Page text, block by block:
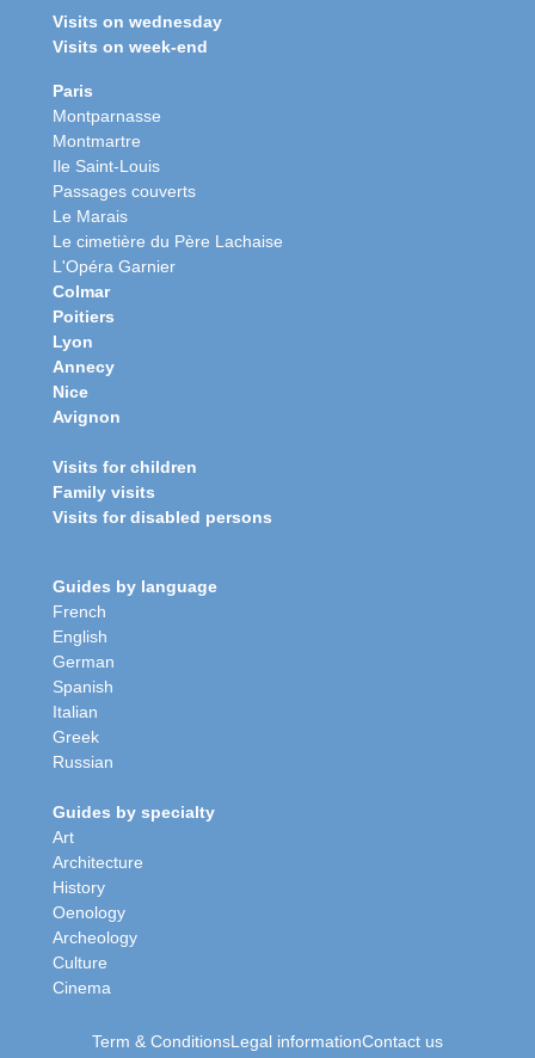
Visits on wednesday
Visits on week-end
Paris
Montparnasse
Montmartre
Ile Saint-Louis
Passages couverts
Le Marais
Le cimetière du Père Lachaise
L'Opéra Garnier
Colmar
Poitiers
Lyon
Annecy
Nice
Avignon
Visits for children
Family visits
Visits for disabled persons
Guides by language
French
English
German
Spanish
Italian
Greek
Russian
Guides by specialty
Art
Architecture
History
Oenology
Archeology
Culture
Cinema
Term & ConditionsLegal informationContact us